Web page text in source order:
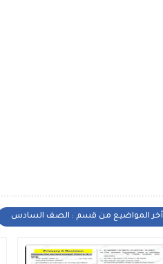
أخر المواضيع من قسم : الصف السادس